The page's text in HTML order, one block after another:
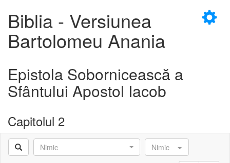
×
Biblia - Versiunea
Bartolomeu Anania
Epistola Sobornicească a
Sfântului Apostol Iacob
Capitolul 2
Nimic Nimic